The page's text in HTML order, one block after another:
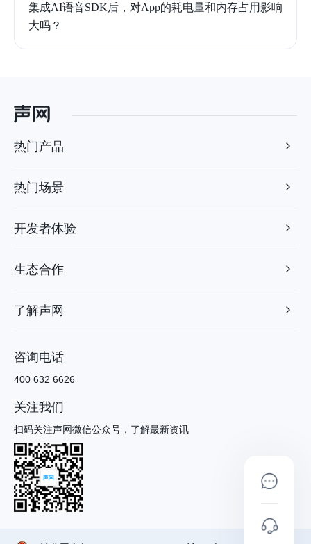
集成AI语音SDK后，对App的耗电量和内存占用影响
大吗？
热门产品
热门场景
开发者体验
生态合作
了解声网
咨询电话
400 632 6626
关注我们
扫码关注声网微信公众号，了解最新资讯